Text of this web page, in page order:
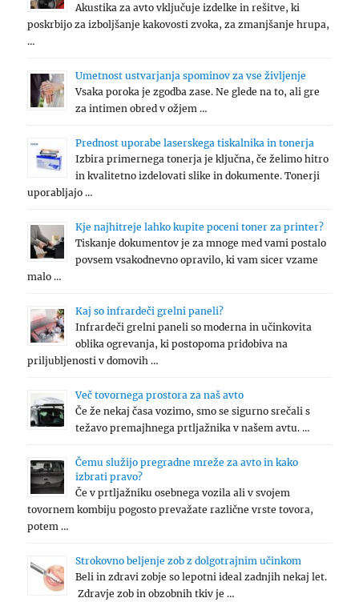
Akustika za avto vključuje izdelke in rešitve, ki
poskrbijo za izboljšanje kakovosti zvoka, za zmanjšanje hrupa,
…
Umetnost ustvarjanja spominov za vse življenje
Vsaka poroka je zgodba zase. Ne glede na to, ali gre
za intimen obred v ožjem …
Prednost uporabe laserskega tiskalnika in tonerja
Izbira primernega tonerja je ključna, če želimo hitro
in kvalitetno izdelovati slike in dokumente. Tonerji
uporabljajo …
Kje najhitreje lahko kupite poceni toner za printer?
Tiskanje dokumentov je za mnoge med vami postalo
povsem vsakodnevno opravilo, ki vam sicer vzame
malo …
Kaj so infrardeči grelni paneli?
Infrardeči grelni paneli so moderna in učinkovita
oblika ogrevanja, ki postopoma pridobiva na
priljubljenosti v domovih …
Več tovornega prostora za naš avto
Če že nekaj časa vozimo, smo se sigurno srečali s
težavo premajhnega prtljažnika v našem avtu. …
Čemu služijo pregradne mreže za avto in kako
izbrati pravo?
Če v prtljažniku osebnega vozila ali v svojem
tovornem kombiju pogosto prevažate različne vrste tovora,
potem …
Strokovno beljenje zob z dolgotrajnim učinkom
Beli in zdravi zobje so lepotni ideal zadnjih nekaj let.
Zdravje zob in obzobnih tkiv je …